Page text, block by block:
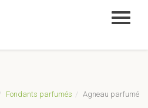
Fondants parfumés Agneau parfumé